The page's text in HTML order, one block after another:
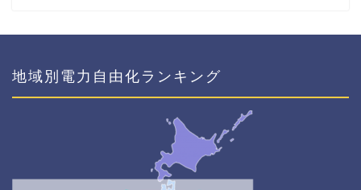
地域別電力自由化ランキング